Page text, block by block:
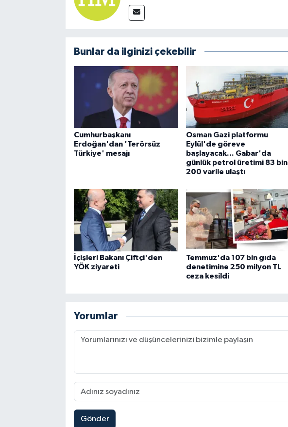
Bunlar da ilginizi çekebilir
Cumhurbaşkanı
Erdoğan'dan 'Terörsüz
Türkiye' mesajı
Osman Gazi platformu
Eylül'de göreve
başlayacak... Gabar'da
günlük petrol üretimi 83 bin
200 varile ulaştı
İçişleri Bakanı Çiftçi'den
YÖK ziyareti
Temmuz'da 107 bin gıda
denetimine 250 milyon TL
ceza kesildi
Yorumlar
Gönder